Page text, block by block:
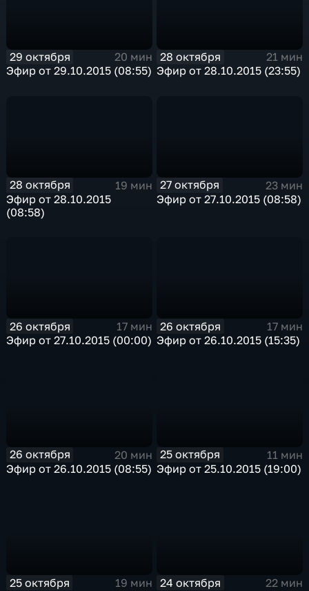
29 октября
20 мин
Эфир от 29.10.2015 (08:55)
28 октября
21 мин
Эфир от 28.10.2015 (23:55)
28 октября
19 мин
Эфир от 28.10.2015
(08:58)
27 октября
23 мин
Эфир от 27.10.2015 (08:58)
26 октября
17 мин
Эфир от 27.10.2015 (00:00)
26 октября
17 мин
Эфир от 26.10.2015 (15:35)
26 октября
20 мин
Эфир от 26.10.2015 (08:55)
25 октября
11 мин
Эфир от 25.10.2015 (19:00)
25 октября
19 мин
24 октября
22 мин